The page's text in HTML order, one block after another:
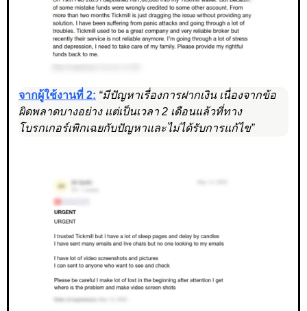
จากผู้ใช้งานที่ 2: “มีปัญหาเรื่องการฝากเงิน เนื่องจากข้อ
ผิดพลาดบางอย่าง แต่เป็นเวลา 2 เดือนแล้วที่ทาง
โบรกเกอร์เพิกเฉยกับปัญหาและไม่ได้รับการแก้ไข”